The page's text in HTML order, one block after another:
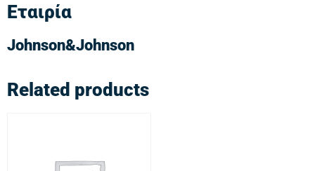
Εταιρία
Johnson&Johnson
Related products